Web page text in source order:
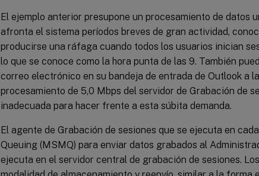
El ejemplo anterior presupone un procesamiento de datos
afronta el sistema períodos breves de gran actividad,
producirse una ráfaga cuando todos los usuarios inician
lo que se conoce como la hora punta de las 9. También
correo electrónico en su bandeja de entrada de Outlook a
procesamiento de 5,0 Mbps del servidor de Grabación de
inadecuada para hacer frente a esta súbita demanda.
El agente de Grabación de sesiones que se ejecuta en
Queuing (MSMQ) para enviar datos grabados al
ejecuta en el servidor central de grabación de sesiones.